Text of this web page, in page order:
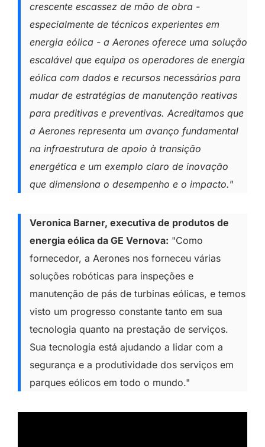
crescente escassez de mão de obra -
especialmente de técnicos experientes em
energia eólica - a Aerones oferece uma solução
escalável que equipa os operadores de energia
eólica com dados e recursos necessários para
mudar de estratégias de manutenção reativas
para preditivas e preventivas. Acreditamos que
a Aerones representa um avanço fundamental
na infraestrutura de apoio à transição
energética e um exemplo claro de inovação
que dimensiona o desempenho e o impacto."
Veronica Barner, executiva de produtos de
energia eólica da GE Vernova: "Como
fornecedor, a Aerones nos forneceu várias
soluções robóticas para inspeções e
manutenção de pás de turbinas eólicas, e temos
visto um progresso constante tanto em sua
tecnologia quanto na prestação de serviços.
Sua tecnologia está ajudando a lidar com a
segurança e a produtividade dos serviços em
parques eólicos em todo o mundo."